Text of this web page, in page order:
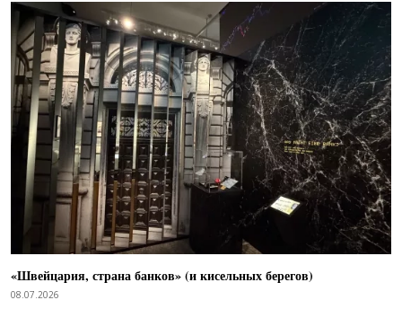
«Швейцария, страна банков» (и кисельных берегов)
08.07.2026